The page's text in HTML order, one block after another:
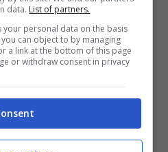
data. List of partners.
your personal data on the basis
can object to by managing
a link at the bottom of this page
or withdraw consent in privacy